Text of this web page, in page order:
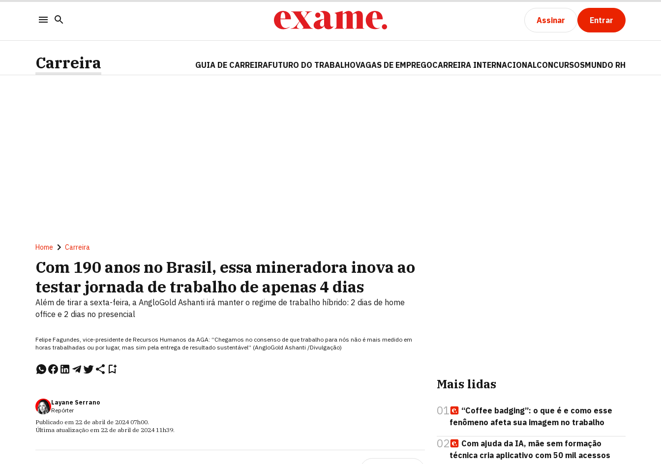
Assinar Entrar
Carreira GUIA DE CARREIRAFUTURO DO TRABALHOVAGAS DE EMPREGOCARREIRA INTERNACIONALCONCURSOSMUNDO RH
Home Carreira
Com 190 anos no Brasil, essa mineradora inova ao
testar jornada de trabalho de apenas 4 dias
Além de tirar a sexta-feira, a AngloGold Ashanti irá manter o regime de trabalho híbrido: 2 dias de home
office e 2 dias no presencial
Felipe Fagundes, vice-presidente de Recursos Humanos da AGA: “Chegamos no consenso de que trabalho para nós não é mais medido em
horas trabalhadas ou por lugar, mas sim pela entrega de resultado sustentável” (AngloGold Ashanti /Divulgação)
Layane Serrano
Repórter
Publicado em 22 de abril de 2024 07h00.
Última atualização em 22 de abril de 2024 11h39.
Mais lidas
01
“Coffee badging”: o que é e como esse
fenômeno afeta sua imagem no trabalho
02
Com ajuda da IA, mãe sem formação
técnica cria aplicativo com 50 mil acessos